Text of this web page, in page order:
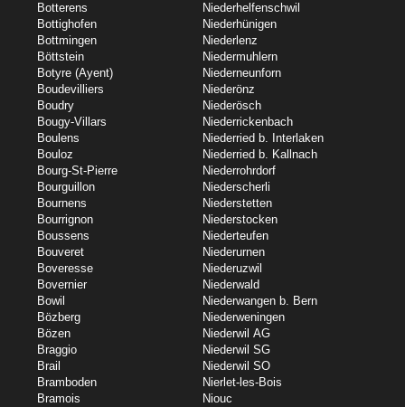
Botterens
Bottighofen
Bottmingen
Böttstein
Botyre (Ayent)
Boudevilliers
Boudry
Bougy-Villars
Boulens
Bouloz
Bourg-St-Pierre
Bourguillon
Bournens
Bourrignon
Boussens
Bouveret
Boveresse
Bovernier
Bowil
Bözberg
Bözen
Braggio
Brail
Bramboden
Bramois
Niederhelfenschwil
Niederhünigen
Niederlenz
Niedermuhlern
Niederneunforn
Niederönz
Niederösch
Niederrickenbach
Niederried b. Interlaken
Niederried b. Kallnach
Niederrohrdorf
Niederscherli
Niederstetten
Niederstocken
Niederteufen
Niederurnen
Niederuzwil
Niederwald
Niederwangen b. Bern
Niederweningen
Niederwil AG
Niederwil SG
Niederwil SO
Nierlet-les-Bois
Niouc